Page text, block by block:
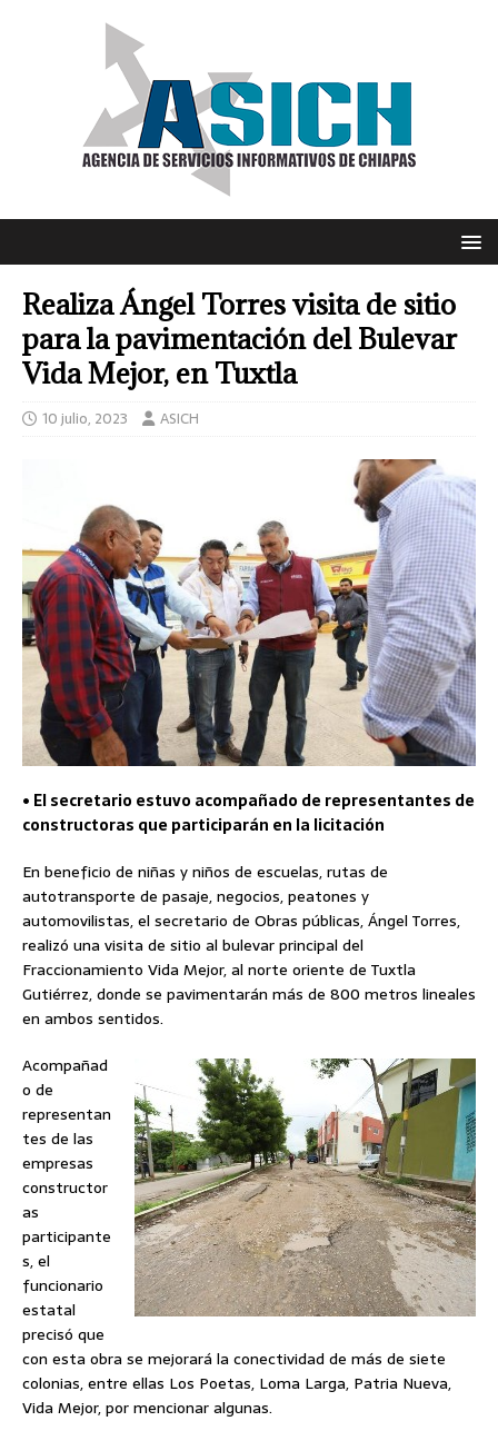
Realiza Ángel Torres visita de sitio
para la pavimentación del Bulevar
Vida Mejor, en Tuxtla
10 julio, 2023 ASICH
• El secretario estuvo acompañado de representantes de
constructoras que participarán en la licitación
En beneficio de niñas y niños de escuelas, rutas de
autotransporte de pasaje, negocios, peatones y
automovilistas, el secretario de Obras públicas, Ángel Torres,
realizó una visita de sitio al bulevar principal del
Fraccionamiento Vida Mejor, al norte oriente de Tuxtla
Gutiérrez, donde se pavimentarán más de 800 metros lineales
en ambos sentidos.
Acompañad
o de
representan
tes de las
empresas
constructor
as
participante
s, el
funcionario
estatal
precisó que
con esta obra se mejorará la conectividad de más de siete
colonias, entre ellas Los Poetas, Loma Larga, Patria Nueva,
Vida Mejor, por mencionar algunas.